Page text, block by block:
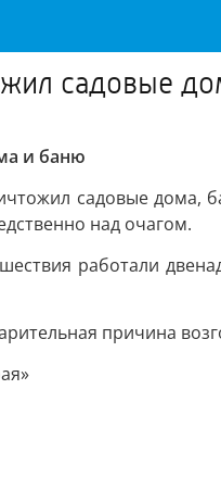
садовые
и баню
садовые дома,
над очагом.
работали
причина